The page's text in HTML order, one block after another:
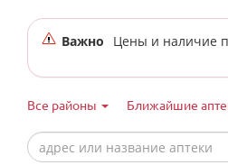
Важно Цены и наличие
Все районы Ближайшие